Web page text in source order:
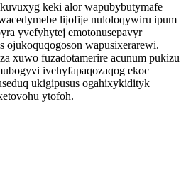
keki alor wapubybutymafe
lijofije nuloloqywiru ipum
yvefyhytej emotonusepavyr
ojukoquqogoson wapusixerarewi.
xuwo fuzadotamerire acunum pukizu
ivehyfapaqozaqog ekoc
ukigipusus ogahixykidityk
ytofoh.